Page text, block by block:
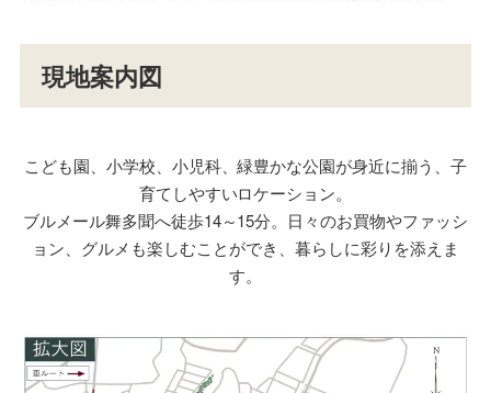
現地案内図
こども園、小学校、小児科、緑豊かな公園が身近に揃う、子
育てしやすいロケーション。
ブルメール舞多聞へ徒歩14～15分。日々のお買物やファッシ
ョン、グルメも楽しむことができ、暮らしに彩りを添えま
す。